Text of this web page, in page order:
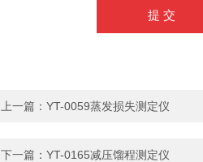
上一篇： YT-0059蒸发损失测定仪
下一篇： YT-0165减压馏程测定仪